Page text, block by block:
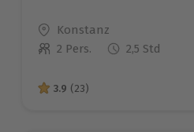
Standort
Konstanz
Anzahl der Teilnehmer
2 Pers. 2,5 Std
3.9 von 5 Sternen
3.9 (23)